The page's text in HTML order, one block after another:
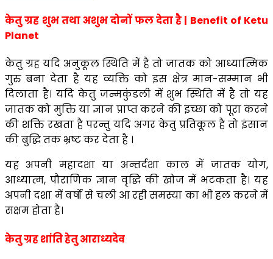
केतु ग्रह शुभ तथा अशुभ दोनों फल देता है | Benefit of Ketu
Planet
केतु ग्रह यदि अनुकूल स्थिति में है तो जातक को आध्यात्मिक
गुरु बना देता है यह व्यक्ति को इस क्षेत्र मान-सम्मान भी
दिलाता है। यदि केतु जन्मकुंडली में शुभ स्थिति में है तो यह
जातक को मुक्ति या ज्ञान प्राप्त करने की इच्छा को पूरा करने
की शक्ति रखता है परन्तु यदि अगर केतु प्रतिकूल है तो इंसान
की बुद्धि तक भ्रष्ट कर देता है ।
यह अपनी महादशा या अन्तर्दशा काल में जातक योग,
आध्यात्म, पौराणिक ज्ञान वृद्धि की खोज में भटकता है। यह
अपनी दशा में वर्षो से चली आ रही समस्या का भी हल करने में
सक्षम होता है।
केतु ग्रह शांति हेतु आराध्यदेव